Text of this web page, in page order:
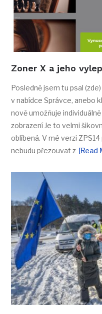
Zoner X a jeho
Posledně jsem tu psal
v nabídce Správce, anebo
nově umožňuje
zobrazení Je to velmi
oblíbená. V mé verzi
nebudu přezouvat z [Read